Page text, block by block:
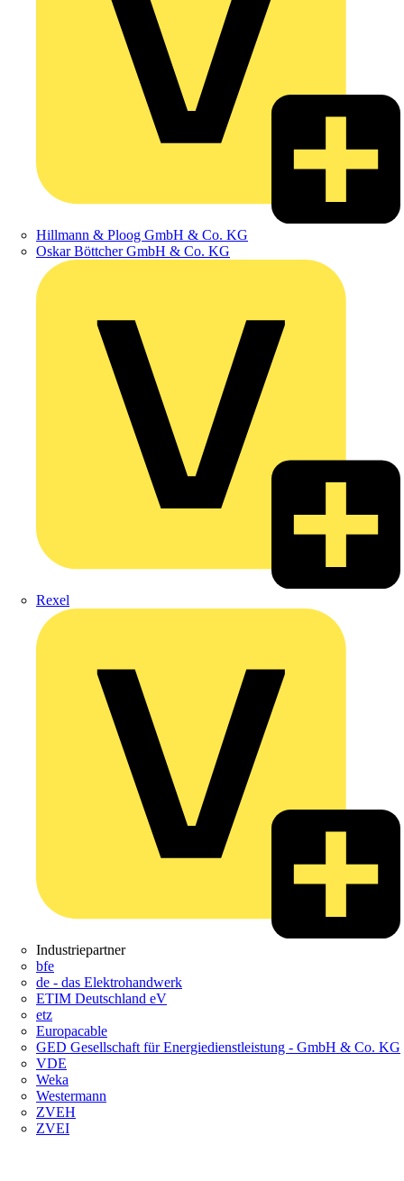
Hillmann & Ploog GmbH & Co. KG
Oskar Böttcher GmbH & Co. KG
Rexel
Industriepartner
bfe
de - das Elektrohandwerk
ETIM Deutschland eV
etz
Europacable
GED Gesellschaft für Energiedienstleistung - GmbH & Co. KG
VDE
Weka
Westermann
ZVEH
ZVEI